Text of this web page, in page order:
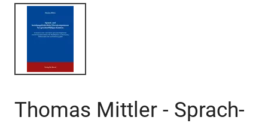
Thomas Mittler - Sprach-